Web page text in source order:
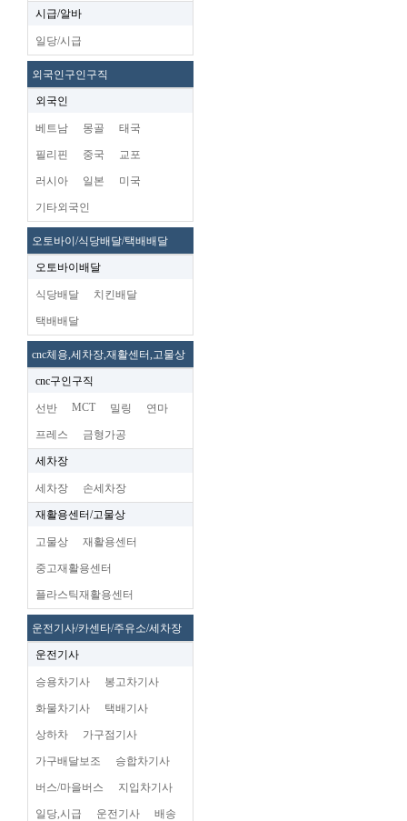
시급/알바
일당/시급
외국인구인구직
외국인
베트남 몽골 태국
필리핀 중국 교포
러시아 일본 미국
기타외국인
오토바이/식당배달/택배배달
오토바이배달
식당배달 치킨배달
택배배달
cnc체용,세차장,재활센터,고물상
cnc구인구직
선반 MCT 밀링 연마
프레스 금형가공
세차장
세차장 손세차장
재활용센터/고물상
고물상 재활용센터
중고재활용센터
플라스틱재활용센터
운전기사/카센타/주유소/세차장
운전기사
승용차기사 봉고차기사
화물차기사 택배기사
상하차 가구점기사
가구배달보조 승합차기사
버스/마을버스 지입차기사
일당,시급 운전기사 배송